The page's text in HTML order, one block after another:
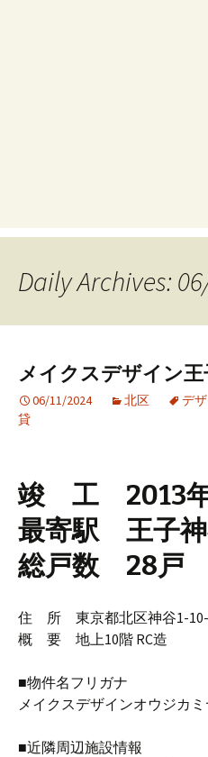
Daily Archives:
メイクスデザイン
06/11/2024 北区 デ
貸
竣 工 2013年
最寄駅 王子
総戸数 28戸
住 所 東京都北区神谷1-
概 要 地上10階 RC造
■物件名フリガナ
メイクスデザインオウジカミ
■近隣周辺施設情報